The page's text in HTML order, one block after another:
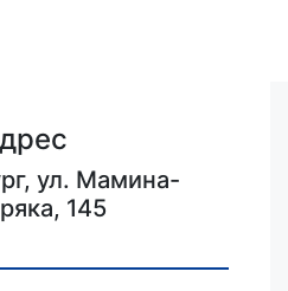
ул. Мамина-
145